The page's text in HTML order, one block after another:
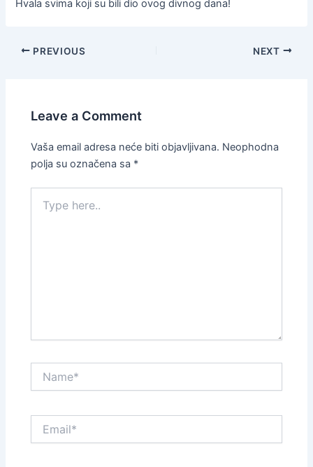
Hvala svima koji su bili dio ovog divnog dana!
PREVIOUS NEXT
Leave a Comment
Vaša email adresa neće biti objavljivana. Neophodna
polja su označena sa *
here..